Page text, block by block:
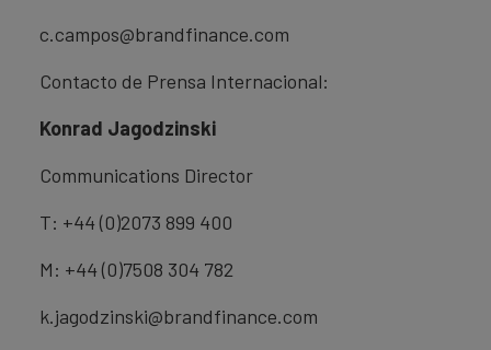
c.campos@brandfinance.com
Contacto de Prensa Internacional:
Konrad Jagodzinski
Communications Director
T: +44 (0)2073 899 400
M: +44 (0)7508 304 782
k.jagodzinski@brandfinance.com